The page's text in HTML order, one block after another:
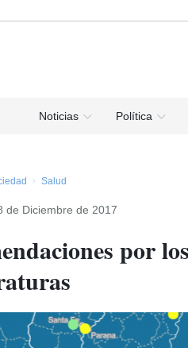
Noticias Política
Salud
de Diciembre de 2017
por